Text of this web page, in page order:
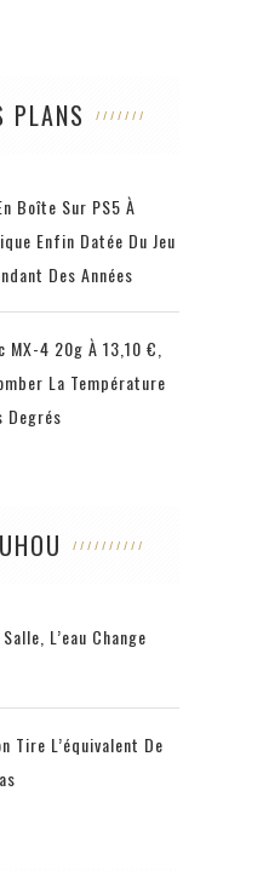
PLANS
Boîte Sur PS5 À
Enfin Datée Du Jeu
Des Années
MX-4 20g À 13,10 €,
La Température
Degrés
L’eau Change
Tire L’équivalent De